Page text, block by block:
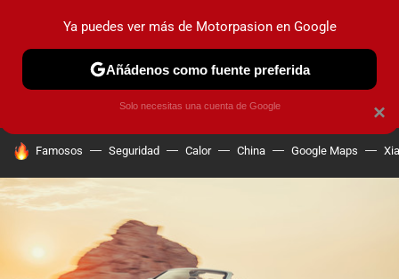
PRUEBAS COCHES ELÉCTRICOS OBSERVATORIO
HOY SE HABLA DE
Famosos Seguridad Calor China Google Maps
×
Ya puedes ver más de Motorpasion en Google
Añádenos como fuente preferida
Solo necesitas una cuenta de Google